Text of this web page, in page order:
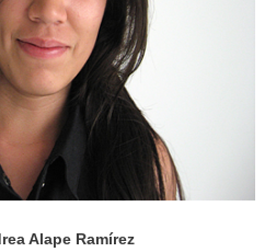
Alape Ramírez